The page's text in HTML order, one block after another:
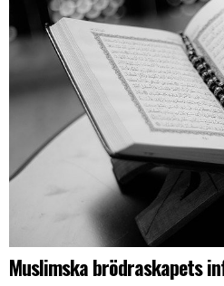
Muslimska brödraskapets